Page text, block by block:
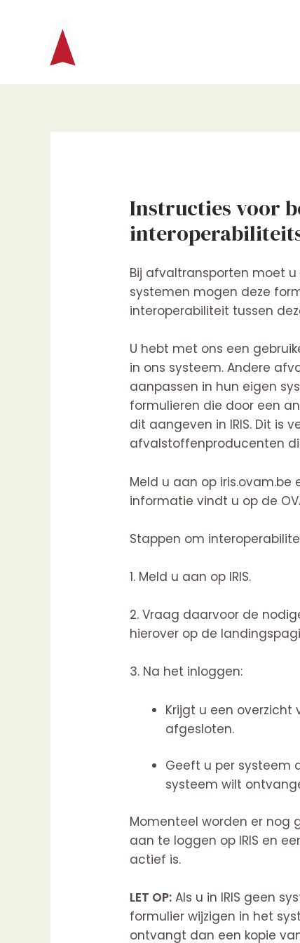
Instructies voor
Bij afvaltransporten moet
systemen mogen deze
interoperabiliteit tussen
U hebt met ons een
in ons systeem. Andere
aanpassen in hun eigen
formulieren die door een
dit aangeven in IRIS. Dit is
afvalstoffenproducenten
Meld u aan op
informatie vindt u op de
Stappen om
1. Meld u aan op IRIS.
2. Vraag daarvoor de
hierover op de
3. Na het inloggen:
Krijgt u een
afgesloten.
Geeft u per systeem
systeem wilt
Momenteel worden er nog
aan te loggen op IRIS en
actief is.
LET OP: Als u in IRIS geen
formulier wijzigen in het
ontvangt dan een kopie